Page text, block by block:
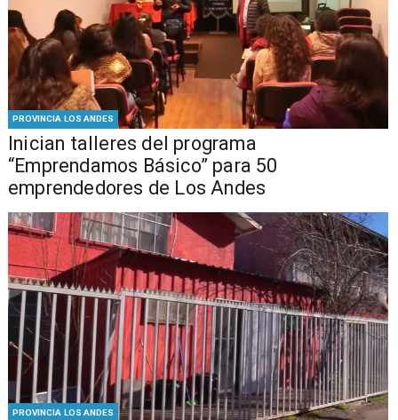
PROVINCIA LOS ANDES
Inician talleres del programa
“Emprendamos Básico” para 50
emprendedores de Los Andes
PROVINCIA LOS ANDES